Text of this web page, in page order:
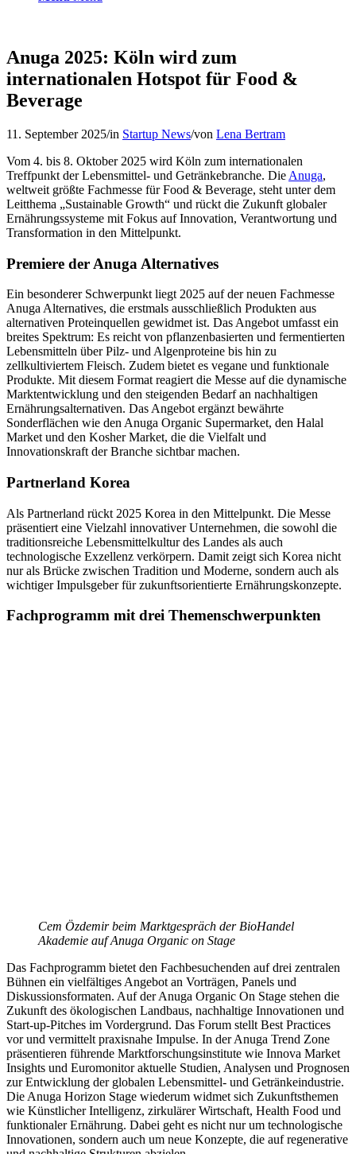
Anuga 2025: Köln wird zum
internationalen Hotspot für Food &
Beverage
11. September 2025/in Startup News/von Lena Bertram
Vom 4. bis 8. Oktober 2025 wird Köln zum internationalen
Treffpunkt der Lebensmittel- und Getränkebranche. Die Anuga,
weltweit größte Fachmesse für Food & Beverage, steht unter dem
Leitthema „Sustainable Growth“ und rückt die Zukunft globaler
Ernährungssysteme mit Fokus auf Innovation, Verantwortung und
Transformation in den Mittelpunkt.
Premiere der Anuga Alternatives
Ein besonderer Schwerpunkt liegt 2025 auf der neuen Fachmesse
Anuga Alternatives, die erstmals ausschließlich Produkten aus
alternativen Proteinquellen gewidmet ist. Das Angebot umfasst ein
breites Spektrum: Es reicht von pflanzenbasierten und fermentierten
Lebensmitteln über Pilz- und Algenproteine bis hin zu
zellkultiviertem Fleisch. Zudem bietet es vegane und funktionale
Produkte. Mit diesem Format reagiert die Messe auf die dynamische
Marktentwicklung und den steigenden Bedarf an nachhaltigen
Ernährungsalternativen. Das Angebot ergänzt bewährte
Sonderflächen wie den Anuga Organic Supermarket, den Halal
Market und den Kosher Market, die die Vielfalt und
Innovationskraft der Branche sichtbar machen.
Partnerland Korea
Als Partnerland rückt 2025 Korea in den Mittelpunkt. Die Messe
präsentiert eine Vielzahl innovativer Unternehmen, die sowohl die
traditionsreiche Lebensmittelkultur des Landes als auch
technologische Exzellenz verkörpern. Damit zeigt sich Korea nicht
nur als Brücke zwischen Tradition und Moderne, sondern auch als
wichtiger Impulsgeber für zukunftsorientierte Ernährungskonzepte.
Fachprogramm mit drei Themenschwerpunkten
Cem Özdemir beim Marktgespräch der BioHandel
Akademie auf Anuga Organic on Stage
Das Fachprogramm bietet den Fachbesuchenden auf drei zentralen
Bühnen ein vielfältiges Angebot an Vorträgen, Panels und
Diskussionsformaten. Auf der Anuga Organic On Stage stehen die
Zukunft des ökologischen Landbaus, nachhaltige Innovationen und
Start-up-Pitches im Vordergrund. Das Forum stellt Best Practices
vor und vermittelt praxisnahe Impulse. In der Anuga Trend Zone
präsentieren führende Marktforschungsinstitute wie Innova Market
Insights und Euromonitor aktuelle Studien, Analysen und Prognosen
zur Entwicklung der globalen Lebensmittel- und Getränkeindustrie.
Die Anuga Horizon Stage wiederum widmet sich Zukunftsthemen
wie Künstlicher Intelligenz, zirkulärer Wirtschaft, Health Food und
funktionaler Ernährung. Dabei geht es nicht nur um technologische
Innovationen, sondern auch um neue Konzepte, die auf regenerative